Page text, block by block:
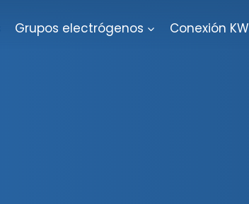
Grupos electrógenos Conexión KW